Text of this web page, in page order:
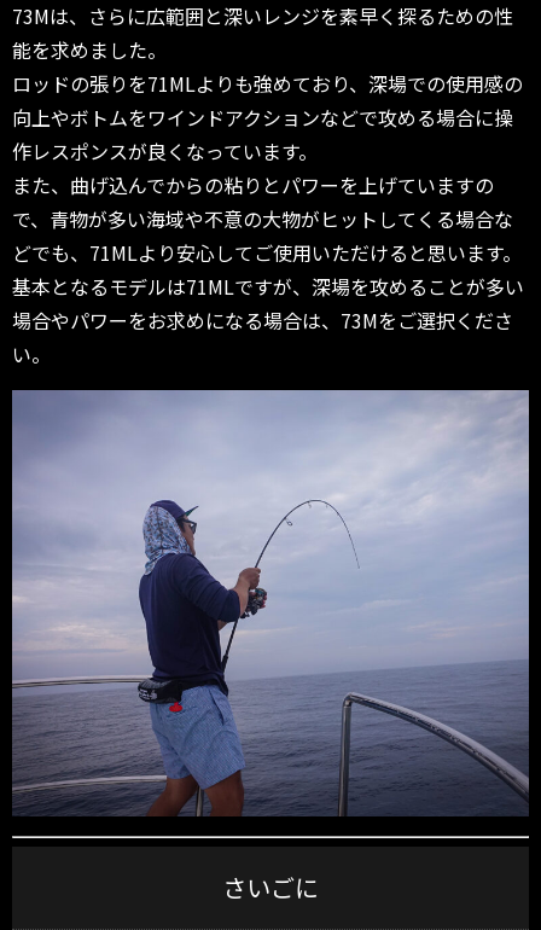
73Mは、さらに広範囲と深いレンジを素早く探るための性
能を求めました。
ロッドの張りを71MLよりも強めており、深場での使用感の
向上やボトムをワインドアクションなどで攻める場合に操
作レスポンスが良くなっています。
また、曲げ込んでからの粘りとパワーを上げていますの
で、青物が多い海域や不意の大物がヒットしてくる場合な
どでも、71MLより安心してご使用いただけると思います。
基本となるモデルは71MLですが、深場を攻めることが多い
場合やパワーをお求めになる場合は、73Mをご選択くださ
い。
さいごに